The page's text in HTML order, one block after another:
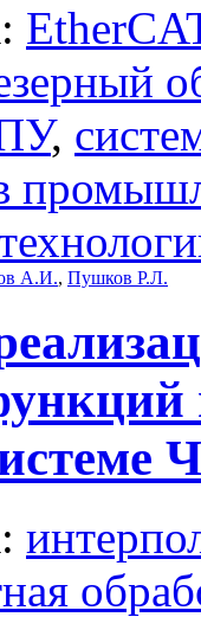
,
А.И., Пушков Р.Л.